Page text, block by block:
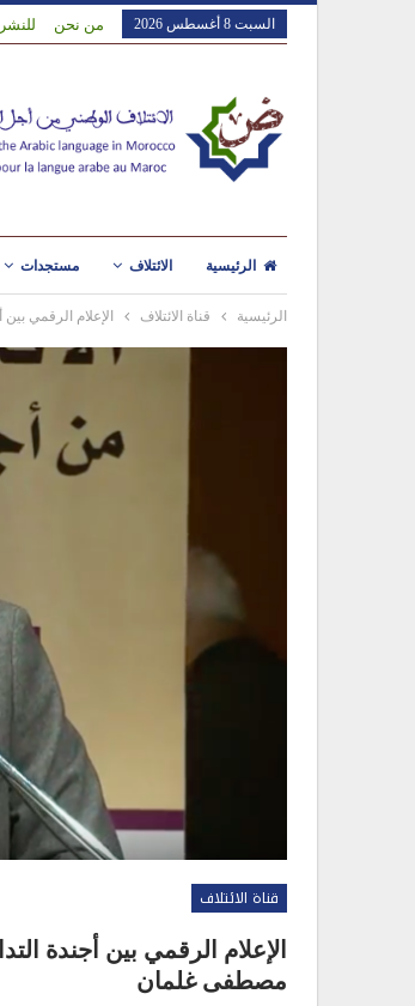
السبت 8 أغسطس 2026 من نحن
الرئيسية الائتلاف مستجدات
الرئيسية قناة الائتلاف الإعلام الرقمي
قناة الائتلاف
الإعلام الرقمي بين أجندة
مصطفى غلمان